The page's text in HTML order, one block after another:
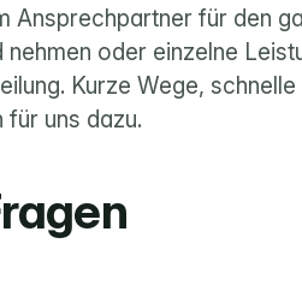
Ansprechpartner für den
nehmen oder einzelne
Kurze Wege,
für uns dazu.